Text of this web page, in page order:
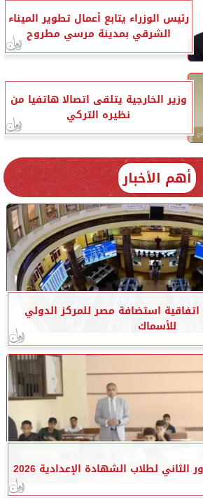
رئيس الوزراء يتابع أعمال تطوير الميناء
الشرقي بمدينة مرسي مطروح
وزير الخارجية يتلقى اتصالا هاتفيا من
نظيره التركي
أهم الأخبار
استضافة مصر للمركز الدولي
للأسماك
لطلاب الشهادة الإعدادية 2026